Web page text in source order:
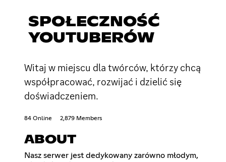
SPOŁECZNOŚĆ
YOUTUBERÓW
Witaj w miejscu dla twórców, którzy chcą
współpracować, rozwijać i dzielić się
doświadczeniem.
84 Online 2,879 Members
ABOUT
Nasz serwer jest dedykowany zarówno młodym,